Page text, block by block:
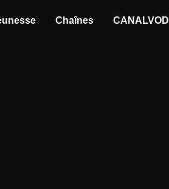
Chaînes CANALVOD